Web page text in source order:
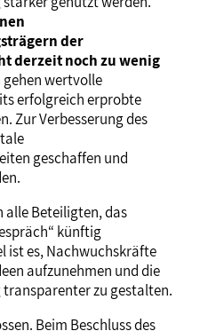
der
derzeit noch zu wenig
gehen wertvolle
erfolgreich erprobte
Zur Verbesserung des
geschaffen und
alle Beteiligten, das
künftig
ist es, Nachwuchskräfte
aufzunehmen und die
zu gestalten.
Beim Beschluss des